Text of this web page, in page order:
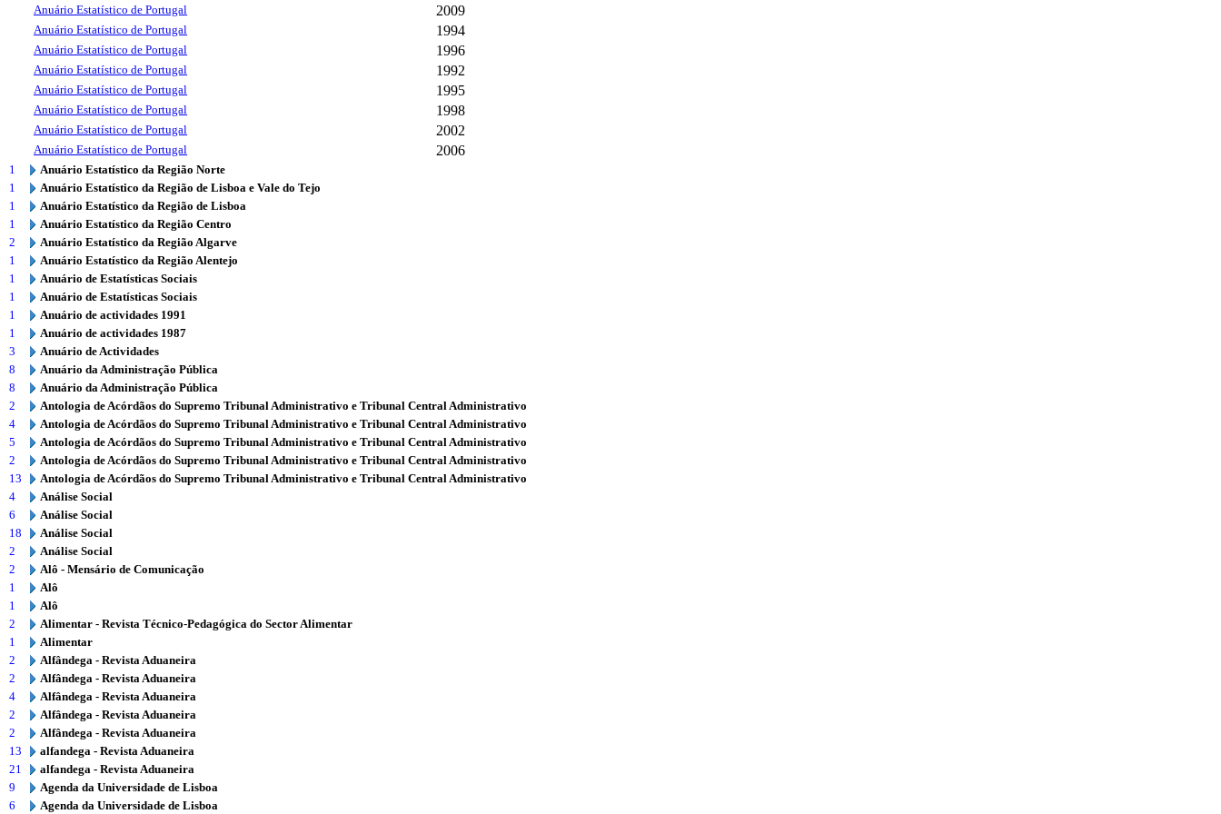
Anuário Estatístico de Portugal 2009
Anuário Estatístico de Portugal 1994
Anuário Estatístico de Portugal 1996
Anuário Estatístico de Portugal 1992
Anuário Estatístico de Portugal 1995
Anuário Estatístico de Portugal 1998
Anuário Estatístico de Portugal 2002
Anuário Estatístico de Portugal 2006
1
Anuário Estatístico da Região Norte
1
Anuário Estatístico da Região de Lisboa e Vale do Tejo
1
Anuário Estatístico da Região de Lisboa
1
Anuário Estatístico da Região Centro
2
Anuário Estatístico da Região Algarve
1
Anuário Estatístico da Região Alentejo
1
Anuário de Estatísticas Sociais
1
Anuário de Estatísticas Sociais
1
Anuário de actividades 1991
1
Anuário de actividades 1987
3
Anuário de Actividades
8
Anuário da Administração Pública
8
Anuário da Administração Pública
2
Antologia de Acórdãos do Supremo Tribunal Administrativo e Tribunal Central Administrativo
4
Antologia de Acórdãos do Supremo Tribunal Administrativo e Tribunal Central Administrativo
5
Antologia de Acórdãos do Supremo Tribunal Administrativo e Tribunal Central Administrativo
2
Antologia de Acórdãos do Supremo Tribunal Administrativo e Tribunal Central Administrativo
13
Antologia de Acórdãos do Supremo Tribunal Administrativo e Tribunal Central Administrativo
4
Análise Social
6
Análise Social
18
Análise Social
2
Análise Social
2
Alô - Mensário de Comunicação
1
Alô
1
Alô
2
Alimentar - Revista Técnico-Pedagógica do Sector Alimentar
1
Alimentar
2
Alfândega - Revista Aduaneira
2
Alfândega - Revista Aduaneira
4
Alfândega - Revista Aduaneira
2
Alfândega - Revista Aduaneira
2
Alfândega - Revista Aduaneira
13
alfandega - Revista Aduaneira
21
alfandega - Revista Aduaneira
9
Agenda da Universidade de Lisboa
6
Agenda da Universidade de Lisboa